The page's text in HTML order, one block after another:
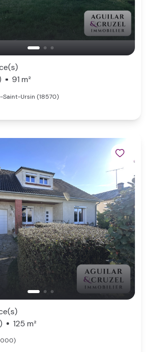
91 m²
Saint-Ursin (18570)
125 m²